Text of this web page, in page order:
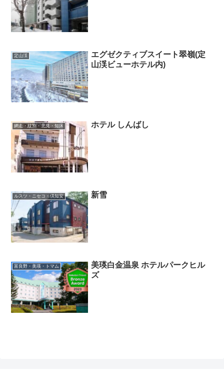
定山渓
エグゼクティブスイート翠嶺(定
山渓ビューホテル内)
網走・紋別・北見・知床 ホテル しんばし
ルスツ・ニセコ・倶知安 新雪
富良野・美瑛・トマム
美瑛白金温泉 ホテルパークヒル
ズ